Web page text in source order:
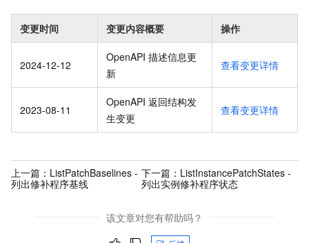
变更时间 变更内容概要 操作
2024-12-12
OpenAPI 描述信息更
新
查看变更详情
2023-08-11
OpenAPI 返回结构发
生变更
查看变更详情
上一篇： ListPatchBaselines -
列出修补程序基线
下一篇： ListInstancePatchStates -
列出实例修补程序状态
该文章对您有帮助吗？